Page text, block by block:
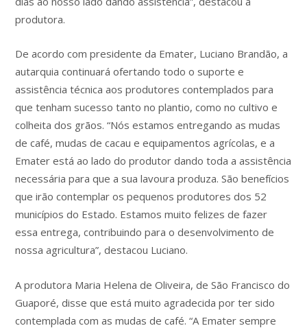
produtora.
De acordo com presidente da Emater, Luciano Brandão, a
autarquia continuará ofertando todo o suporte e
assistência técnica aos produtores contemplados para
que tenham sucesso tanto no plantio, como no cultivo e
colheita dos grãos. “Nós estamos entregando as mudas
de café, mudas de cacau e equipamentos agrícolas, e a
Emater está ao lado do produtor dando toda a assistência
necessária para que a sua lavoura produza. São benefícios
que irão contemplar os pequenos produtores dos 52
municípios do Estado. Estamos muito felizes de fazer
essa entrega, contribuindo para o desenvolvimento de
nossa agricultura”, destacou Luciano.
A produtora Maria Helena de Oliveira, de São Francisco do
Guaporé, disse que está muito agradecida por ter sido
contemplada com as mudas de café. “A Emater sempre